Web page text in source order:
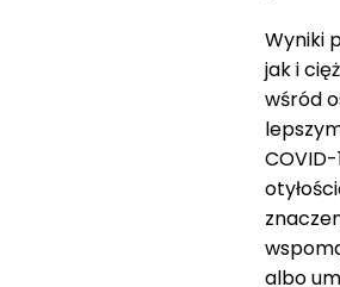
Wyniki
jak i
wśród
albo